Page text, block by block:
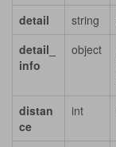
detail string
detail_
info
object
distan
ce
int